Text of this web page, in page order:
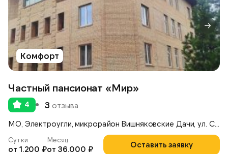
Комфорт
Частный пансионат «Мир»
4 3 отзыва
МО, Электроугли, микрорайон Вишняковские Дачи, ул. Советская, 10
Оставить заявку
Сутки
от 1.200 ₽
Месяц
от 36.000 ₽